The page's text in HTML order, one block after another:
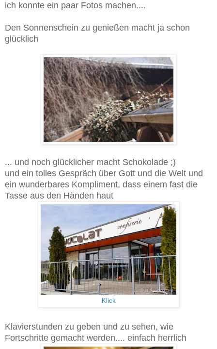
ich konnte ein paar Fotos machen....
Den Sonnenschein zu genießen macht ja schon
glücklich
... und noch glücklicher macht Schokolade ;)
und ein tolles Gespräch über Gott und die Welt und
ein wunderbares Kompliment, dass einem fast die
Tasse aus den Händen haut
Klick
Klavierstunden zu geben und zu sehen, wie
Fortschritte gemacht werden.... einfach herrlich